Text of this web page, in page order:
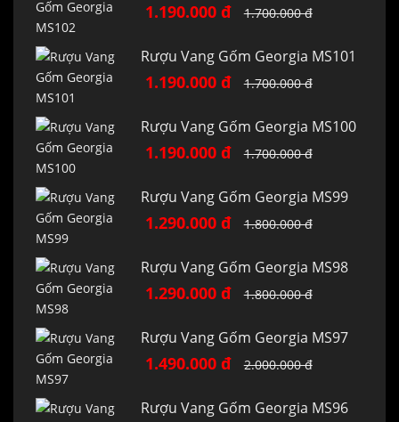
1.190.000 đ 1.700.000 đ
Rượu Vang Gốm Georgia MS101
1.190.000 đ 1.700.000 đ
Rượu Vang Gốm Georgia MS100
1.190.000 đ 1.700.000 đ
Rượu Vang Gốm Georgia MS99
1.290.000 đ 1.800.000 đ
Rượu Vang Gốm Georgia MS98
1.290.000 đ 1.800.000 đ
Rượu Vang Gốm Georgia MS97
1.490.000 đ 2.000.000 đ
Rượu Vang Gốm Georgia MS96